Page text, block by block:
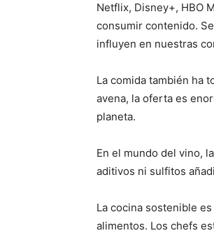
Netflix, Disney+, HBO
consumir contenido.
influyen en nuestras
La comida también ha
avena, la oferta es
planeta.
En el mundo del vino,
aditivos ni sulfitos
La cocina sostenible
alimentos. Los chefs